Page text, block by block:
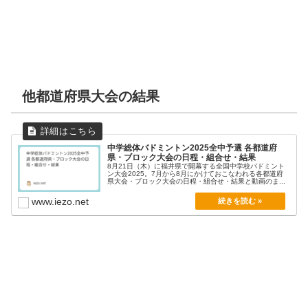
他都道府県大会の結果
中学総体バドミントン2025全中予選 各都道府
県・ブロック大会の日程・組合せ・結果
8月21日（木）に福井県で開幕する全国中学校バドミント
ン大会2025。7月から8月にかけておこなわれる各都道府
県大会・ブロック大会の日程・組合せ・結果と動画のま...
www.iezo.net